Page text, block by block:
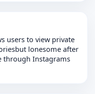
users to view private
lonesome after
through Instagrams